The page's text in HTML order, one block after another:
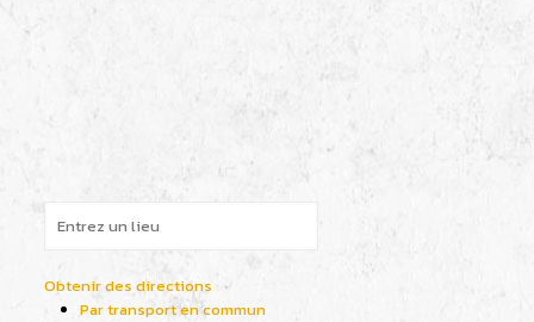
Obtenir des directions
Par transport en commun